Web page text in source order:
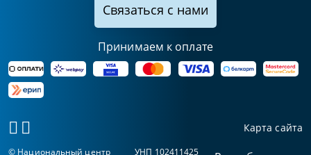
Связаться с нами
Принимаем к оплате
Карта сайта
© Национальный центр УНП 102411425